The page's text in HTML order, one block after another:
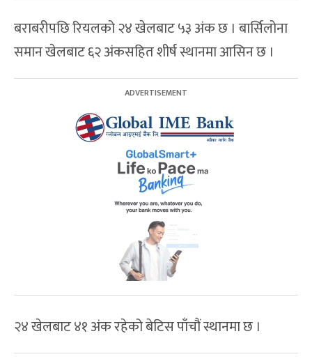
बराबरीपछि रियलको २४ खेलबाट ५३ अंक छ । बार्सिलोना
समान खेलबाट ६२ अंकसहित शीर्ष स्थानमा आसिन छ ।
२४ खेलबाट ४१ अंक रहेको बेटिस पाँचौं स्थानमा छ ।